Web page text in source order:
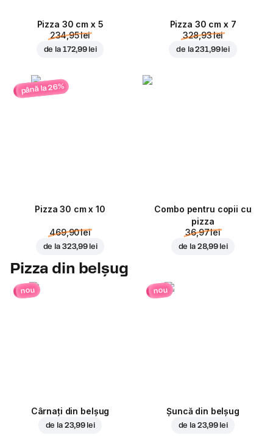
Pizza 30 cm x 5
234,95 lei
de la 172,99 lei
Pizza 30 cm x 7
328,93 lei
de la231,99 lei
până la 26%
Pizza 30 cm x 10
469,90 lei
de la 323,99 lei
Combo pentru copii cu
pizza
36,97 lei
de la 28,99 lei
Pizza din belșug
nou
Cârnați din belșug
de la 23,99 lei
nou
Șuncă din belșug
de la 23,99 lei